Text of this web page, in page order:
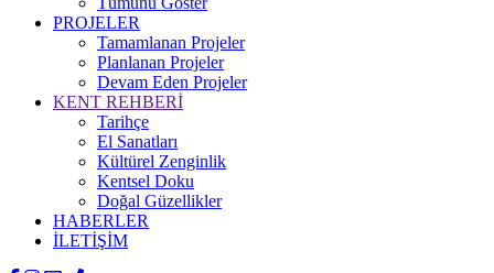
PROJELER
Tamamlanan Projeler
Planlanan Projeler
Devam Eden Projeler
KENT REHBERİ
Tarihçe
El Sanatları
Kültürel Zenginlik
Kentsel Doku
Doğal Güzellikler
HABERLER
İLETİŞİM